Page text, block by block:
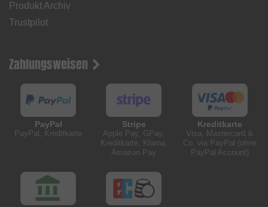
Produkt Archiv
Trustpilot
Zahlungsweisen
PayPal
PayPal, Kreditkarte
Stripe
Apple Pay, GPay,
Kreditkarte, Klarna,
Amazon Pay
Kreditkarte
Visa, Mastercard &
Co. via PayPal (ohne
PayPal Account)